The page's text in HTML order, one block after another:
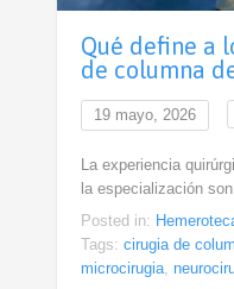
Qué define a
de columna
19 mayo, 2026
La experiencia
la especialización
Posted in:
Tags: cirugia de
microcirugia,